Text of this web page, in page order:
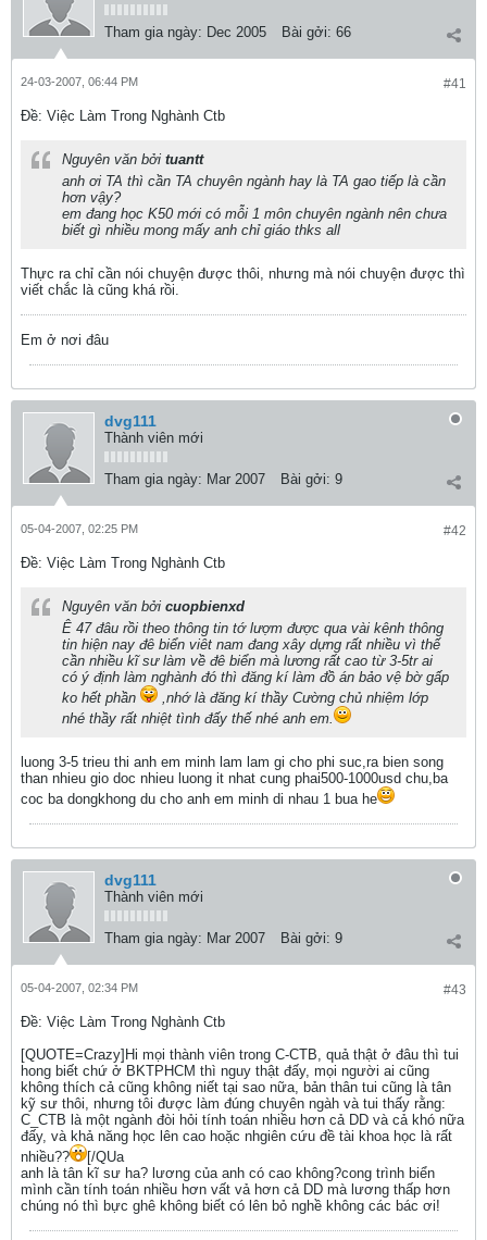
Tham gia ngày: Dec 2005 Bài gởi: 66
#41
24-03-2007, 06:44 PM
Ðề: Việc Làm Trong Nghành Ctb
Nguyên văn bởi tuantt
anh ơi TA thì cần TA chuyên ngành hay là TA gao tiếp là cần
hơn vậy?
em đang học K50 mới có mỗi 1 môn chuyên ngành nên chưa
biết gì nhiều mong mấy anh chỉ giáo thks all
Thực ra chỉ cần nói chuyện được thôi, nhưng mà nói chuyện được thì
viết chắc là cũng khá rồi.
Em ở nơi đâu
dvg111
Thành viên mới
Tham gia ngày: Mar 2007 Bài gởi: 9
#42
05-04-2007, 02:25 PM
Ðề: Việc Làm Trong Nghành Ctb
Nguyên văn bởi cuopbienxd
Ê 47 đâu rồi theo thông tin tớ lượm được qua vài kênh thông
tin hiện nay đê biển viêt nam đang xây dựng rất nhiều vì thế
cần nhiều kĩ sư làm về đê biển mà lương rất cao từ 3-5tr ai
có ý định làm nghành đó thì đăng kí làm đồ án bảo vệ bờ gấp
ko hết phần
,nhớ là đăng kí thầy Cường chủ nhiệm lớp
nhé thầy rất nhiệt tình đấy thế nhé anh em.
luong 3-5 trieu thi anh em minh lam lam gi cho phi suc,ra bien song
than nhieu gio doc nhieu luong it nhat cung phai500-1000usd chu,ba
coc ba dongkhong du cho anh em minh di nhau 1 bua he
dvg111
Thành viên mới
Tham gia ngày: Mar 2007 Bài gởi: 9
#43
05-04-2007, 02:34 PM
Ðề: Việc Làm Trong Nghành Ctb
[QUOTE=Crazy]Hi mọi thành viên trong C-CTB, quả thật ở đâu thì tui
hong biết chứ ở BKTPHCM thì nguy thật đấy, mọi người ai cũng
không thích cả cũng không niết tại sao nữa, bản thân tui cũng là tân
kỹ sư thôi, nhưng tôi được làm đúng chuyên ngàh và tui thấy rằng:
C_CTB là một ngành đòi hỏi tính toán nhiều hơn cả DD và cả khó nữa
đấy, và khả năng học lên cao hoặc nhgiên cứu đề tài khoa học là rất
nhiều??
[/QUa
anh là tân kĩ sư ha? lương của anh có cao không?cong trình biển
mình cần tính toán nhiều hơn vất vả hơn cả DD mà lương thấp hơn
chúng nó thì bực ghê không biết có lên bỏ nghề không các bác ơi!